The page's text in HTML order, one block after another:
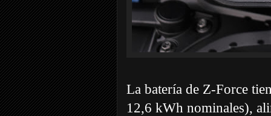
La batería de Z-Force
12,6 kWh nominales),